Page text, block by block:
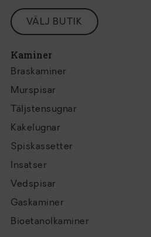
VÄLJ BUTIK
Kaminer
Braskaminer
Murspisar
Täljstensugnar
Kakelugnar
Spiskassetter
Insatser
Vedspisar
Gaskaminer
Bioetanolkaminer